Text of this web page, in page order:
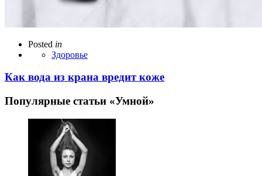
Posted in
Здоровье
Как вода из крана вредит коже
Популярные статьи «Умной»